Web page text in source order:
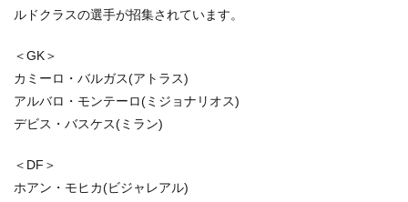
ルドクラスの選手が招集されています。
＜GK＞
カミーロ・バルガス(アトラス)
アルバロ・モンテーロ(ミジョナリオス)
デビス・バスケス(ミラン)
＜DF＞
ホアン・モヒカ(ビジャレアル)